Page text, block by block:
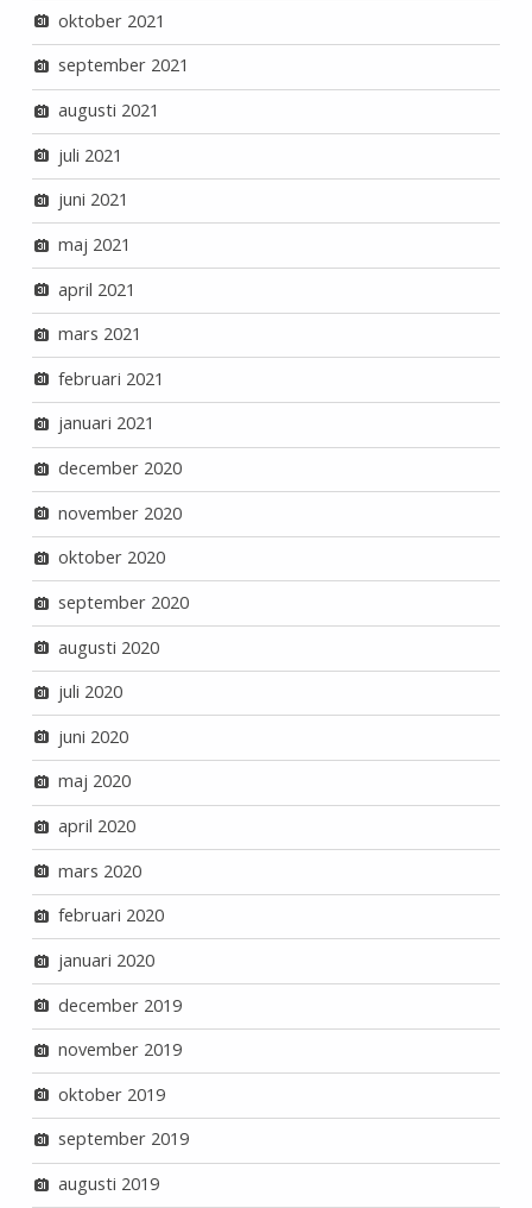
oktober 2021
september 2021
augusti 2021
juli 2021
juni 2021
maj 2021
april 2021
mars 2021
februari 2021
januari 2021
december 2020
november 2020
oktober 2020
september 2020
augusti 2020
juli 2020
juni 2020
maj 2020
april 2020
mars 2020
februari 2020
januari 2020
december 2019
november 2019
oktober 2019
september 2019
augusti 2019